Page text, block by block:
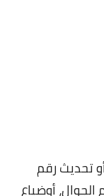
تحديث رقم
أوضياع